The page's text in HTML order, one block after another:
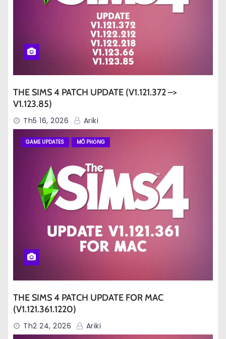
THE SIMS 4 PATCH UPDATE (V1.121.372 –>
V1.123.85)
Th5 16, 2026 Ariki
GAME UPDATES MÔ PHỎNG
THE SIMS 4 PATCH UPDATE FOR MAC
(V1.121.361.1220)
Th2 24, 2026 Ariki